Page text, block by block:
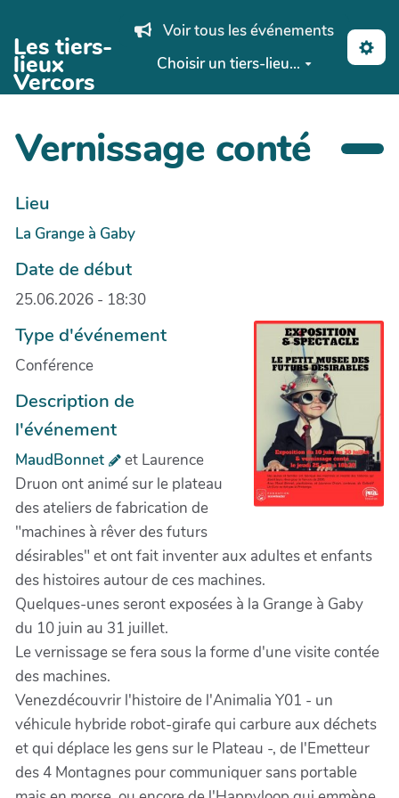
Aller au contenu principal
Les tiers-
lieux
Vercors
Voir tous les événements
Choisir un tiers-lieu...
Vernissage conté
Lieu
La Grange à Gaby
Date de début
25.06.2026 - 18:30
Type d'événement
Conférence
Description de
l'événement
MaudBonnet
et Laurence
Druon ont animé sur le plateau
des ateliers de fabrication de
"machines à rêver des futurs
désirables" et ont fait inventer aux adultes et enfants
des histoires autour de ces machines.
Quelques-unes seront exposées à la Grange à Gaby
du 10 juin au 31 juillet.
Le vernissage se fera sous la forme d'une visite contée
des machines.
Venezdécouvrir l'histoire de l'Animalia Y01 - un
véhicule hybride robot-girafe qui carbure aux déchets
et qui déplace les gens sur le Plateau -, de l'Emetteur
des 4 Montagnes pour communiquer sans portable